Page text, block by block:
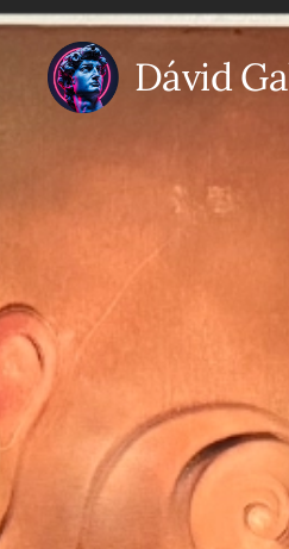
Dávid